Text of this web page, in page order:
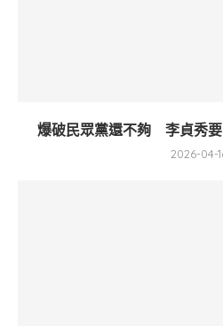
爆破民眾黨還不夠 李貞秀
2026-04-